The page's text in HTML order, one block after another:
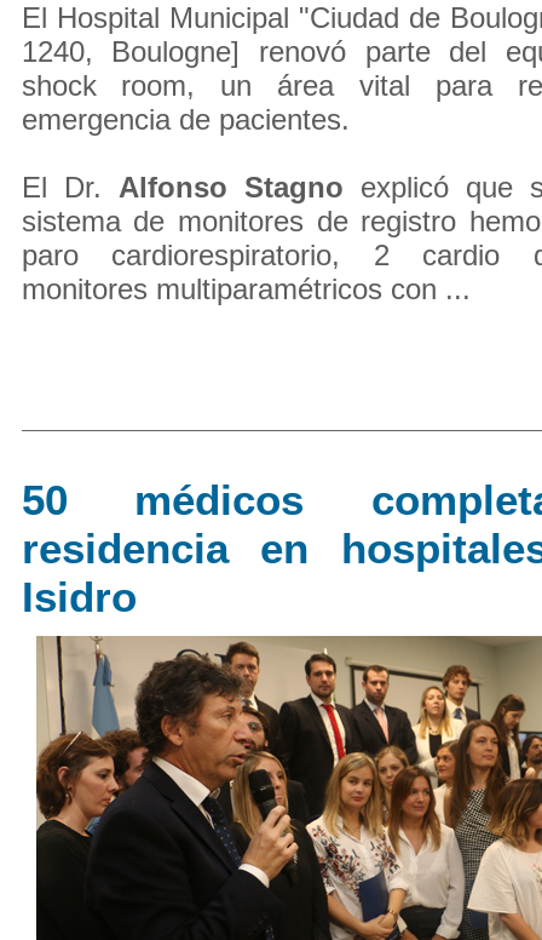
El Hospital Municipal "Ciudad de
1240, Boulogne] renovó parte del
shock room, un área vital para
emergencia de pacientes.
El Dr. Alfonso Stagno explicó que
sistema de monitores de registro
paro cardiorespiratorio, 2 cardio
monitores multiparamétricos con ...
50 médicos
residencia en
Isidro